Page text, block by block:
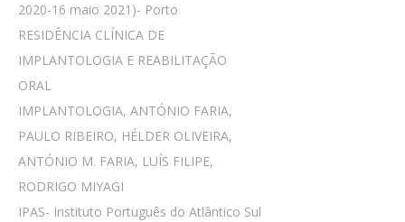
2020-16 maio 2021)- Porto
RESIDÊNCIA CLÍNICA DE
IMPLANTOLOGIA E REABILITAÇÃO
ORAL
IMPLANTOLOGIA, ANTÓNIO FARIA,
PAULO RIBEIRO, HÉLDER OLIVEIRA,
ANTÓNIO M. FARIA, LUÍS FILIPE,
RODRIGO MIYAGI
IPAS- Instituto Português do Atlântico Sul